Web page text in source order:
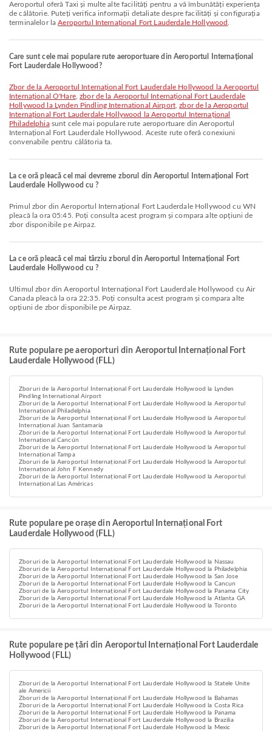
Aeroportul oferă Taxi și multe alte facilități pentru a vă îmbunătăți experiența
de călătorie. Puteți verifica informații detaliate despre facilități și configurația
terminalelor laAeroportul Internațional Fort Lauderdale Hollywood
Care sunt cele mai populare rute aeroportuare din Aeroportul Internațional
Fort Lauderdale Hollywood?
zbor de la Aeroportul Internațional Fort Lauderdale Hollywood la Aeroportul
Internațional O'Hare,zbor de la Aeroportul Internațional Fort Lauderdale
Hollywood la Lynden Pindling International Airport ,zbor de la Aeroportul
Internațional Fort Lauderdale Hollywood la Aeroportul Internațional
Philadelphiasunt cele mai populare rute aeroportuare din Aeroportul
Internațional Fort Lauderdale Hollywood. Aceste rute oferă conexiuni
convenabile pentru călătoria ta.
La ce oră pleacă cel mai devreme zborul din Aeroportul Internațional Fort
Lauderdale Hollywood cu ?
Primul zbor din Aeroportul Internațional Fort Lauderdale Hollywood cu WN
pleacă la ora 05:45. Poți consulta acest program și compara alte opțiuni de
zbor disponibile pe Airpaz.
La ce oră pleacă cel mai târziu zborul din Aeroportul Internațional Fort
Lauderdale Hollywood cu ?
Ultimul zbor din Aeroportul Internațional Fort Lauderdale Hollywood cu Air
Canada pleacă la ora 22:35. Poți consulta acest program și compara alte
opțiuni de zbor disponibile pe Airpaz.
Rute populare pe aeroporturi din Aeroportul Internațional Fort
Lauderdale Hollywood (FLL)
Zboruri de la Aeroportul Internațional Fort Lauderdale Hollywood la Lynden
Pindling International Airport
Zboruri de la Aeroportul Internațional Fort Lauderdale Hollywood la Aeroportul
Internațional Philadelphia
Zboruri de la Aeroportul Internațional Fort Lauderdale Hollywood la Aeroportul
Internațional Juan Santamaría
Zboruri de la Aeroportul Internațional Fort Lauderdale Hollywood la Aeroportul
Internațional Cancún
Zboruri de la Aeroportul Internațional Fort Lauderdale Hollywood la Aeroportul
Internațional Tampa
Zboruri de la Aeroportul Internațional Fort Lauderdale Hollywood la Aeroportul
Internațional John F Kennedy
Zboruri de la Aeroportul Internațional Fort Lauderdale Hollywood la Aeroportul
Internațional Las Américas
Rute populare pe orașe din Aeroportul Internațional Fort
Lauderdale Hollywood (FLL)
Zboruri de la Aeroportul Internațional Fort Lauderdale Hollywood la Nassau
Zboruri de la Aeroportul Internațional Fort Lauderdale Hollywood la Philadelphia
Zboruri de la Aeroportul Internațional Fort Lauderdale Hollywood la San Jose
Zboruri de la Aeroportul Internațional Fort Lauderdale Hollywood la Cancun
Zboruri de la Aeroportul Internațional Fort Lauderdale Hollywood la Panama City
Zboruri de la Aeroportul Internațional Fort Lauderdale Hollywood la Atlanta GA
Zboruri de la Aeroportul Internațional Fort Lauderdale Hollywood la Toronto
Rute populare pe țări din Aeroportul Internațional Fort Lauderdale
Hollywood (FLL)
Zboruri de la Aeroportul Internațional Fort Lauderdale Hollywood la Statele Unite
ale Americii
Zboruri de la Aeroportul Internațional Fort Lauderdale Hollywood la Bahamas
Zboruri de la Aeroportul Internațional Fort Lauderdale Hollywood la Costa Rica
Zboruri de la Aeroportul Internațional Fort Lauderdale Hollywood la Panama
Zboruri de la Aeroportul Internațional Fort Lauderdale Hollywood la Brazilia
Zboruri de la Aeroportul Internațional Fort Lauderdale Hollywood la Mexic